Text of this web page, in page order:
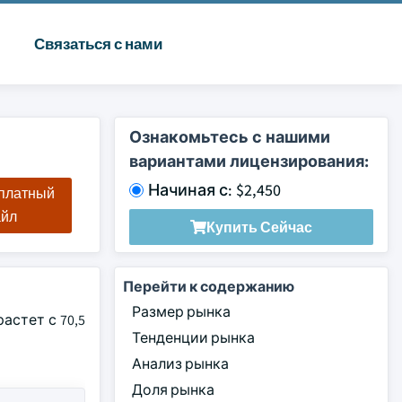
Связаться с нами
Ознакомьтесь с нашими
вариантами лицензирования:
Начиная с: $2,450
Купить Сейчас
с 70,5
Перейти к содержанию
Размер рынка
Тенденции рынка
Анализ рынка
Доля рынка